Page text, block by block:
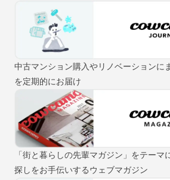
中古マンション購入やリノベーションに
を定期的にお届け
「街と暮らしの先輩マガジン」をテーマ
探しをお手伝いするウェブマガジン